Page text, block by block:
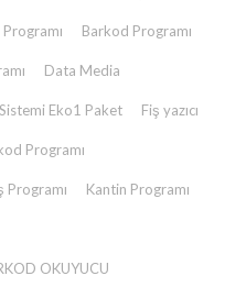
Barkod Programı
Data Media
Eko1 Paket Fiş yazıcı
Programı
Programı Kantin Programı
OKUYUCU